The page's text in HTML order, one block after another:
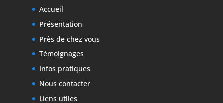
Accueil
Présentation
Près de chez vous
Témoignages
Infos pratiques
Nous contacter
Liens utiles